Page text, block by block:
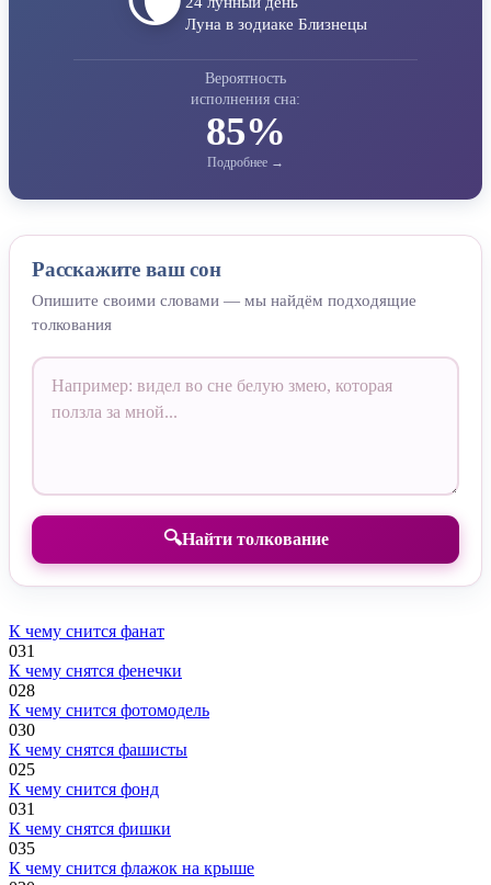
Луна в зодиаке Близнецы
Вероятность
исполнения сна:
85%
Расскажите ваш сон
Опишите своими словами — мы найдём подходящие
толкования
🔍Найти толкование
К чему снится фанат
031
К чему снятся фенечки
028
К чему снится фотомодель
030
К чему снятся фашисты
025
К чему снится фонд
031
К чему снятся фишки
035
К чему снится флажок на крыше